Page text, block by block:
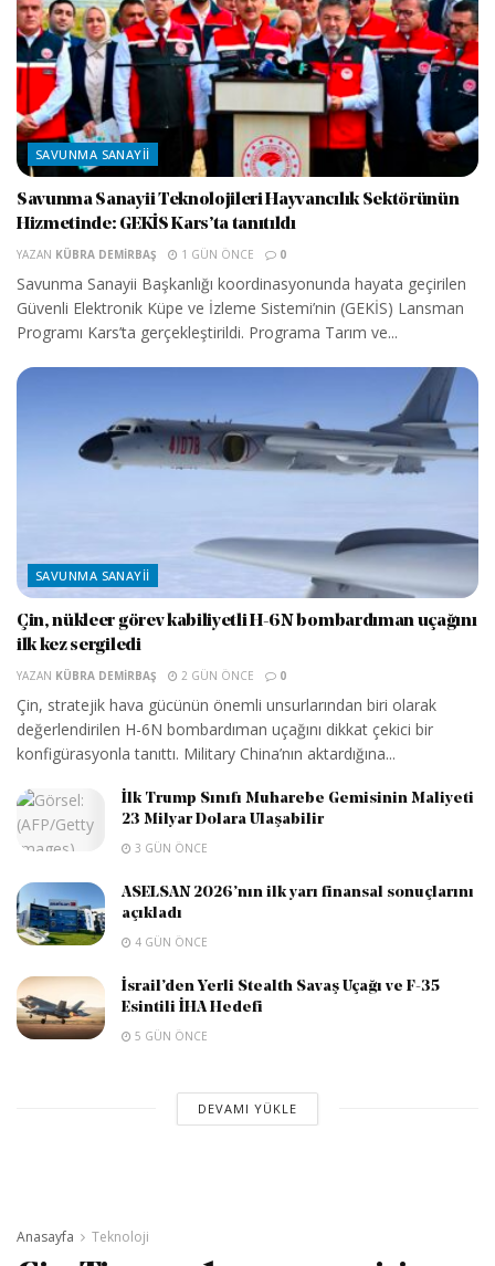
SAVUNMA SANAYII
Savunma Sanayii Teknolojileri Hayvancılık Sektörünün
Hizmetinde: GEKİS Kars’ta tanıtıldı
YAZAN KÜBRA DEMIRBAŞ 1 GÜN ÖNCE 0
Savunma Sanayii Başkanlığı koordinasyonunda hayata geçirilen
Güvenli Elektronik Küpe ve İzleme Sistemi’nin (GEKİS) Lansman
Programı Kars’ta gerçekleştirildi. Programa Tarım ve...
SAVUNMA SANAYII
Çin, nükleer görev kabiliyetli H-6N bombardıman uçağını
ilk kez sergiledi
YAZAN KÜBRA DEMIRBAŞ 2 GÜN ÖNCE 0
Çin, stratejik hava gücünün önemli unsurlarından biri olarak
değerlendirilen H-6N bombardıman uçağını dikkat çekici bir
konfigürasyonla tanıttı. Military China’nın aktardığına...
İlk Trump Sınıfı Muharebe Gemisinin Maliyeti
23 Milyar Dolara Ulaşabilir
3 GÜN ÖNCE
ASELSAN 2026’nın ilk yarı finansal sonuçlarını
açıkladı
4 GÜN ÖNCE
İsrail’den Yerli Stealth Savaş Uçağı ve F-35
Esintili İHA Hedefi
5 GÜN ÖNCE
DEVAMI YÜKLE
Anasayfa Teknoloji